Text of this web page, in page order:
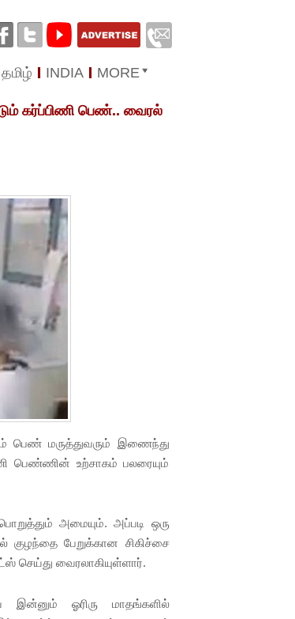
தமிழ் INDIA MORE
கர்ப்பிணி பெண்.. வைரல்
பெண் மருத்துவரும் இணைந்து
பெண்ணின் உற்சாகம் பலரையும்
அமையும். அப்படி ஒரு
பேறுக்கான சிகிச்சை
செய்து வைரலாகியுள்ளார்.
ஓரிரு மாதங்களில்